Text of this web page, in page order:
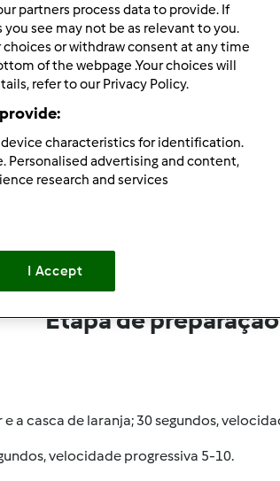
dose/s
6dose/s
Fácil
Etapa de preparação
a casca de laranja; 30 segundos,
velocidade progressiva 5-10.
partners process data to provide. If
see may not be as relevant to you.
or withdraw consent at any time
of the webpage .Your choices will
refer to our Privacy Policy.
characteristics for identification.
Personalised advertising and content,
research and services
I Accept